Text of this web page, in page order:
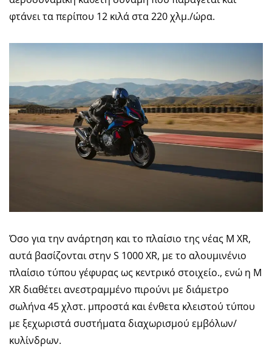
φτάνει τα περίπου 12 κιλά στα 220 χλμ./ώρα.
Όσο για την ανάρτηση και το πλαίσιο της νέας M XR,
αυτά βασίζονται στην S 1000 XR, με το αλουμινένιο
πλαίσιο τύπου γέφυρας ως κεντρικό στοιχείο., ενώ η M
XR διαθέτει ανεστραμμένο πιρούνι με διάμετρο
σωλήνα 45 χλστ. μπροστά και ένθετα κλειστού τύπου
με ξεχωριστά συστήματα διαχωρισμού εμβόλων/
κυλίνδρων.